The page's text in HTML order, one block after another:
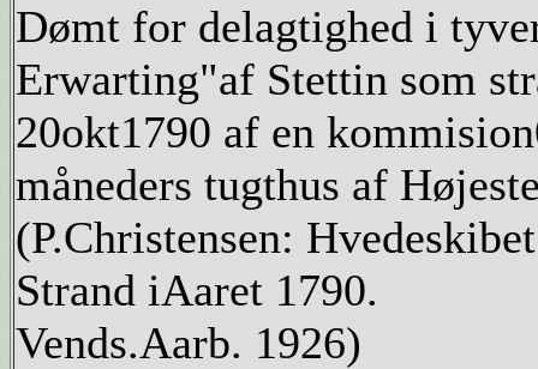
Dømt for delagtighed i
Erwarting"af Stettin som
20okt1790 af en
måneders tugthus af
(P.Christensen:
Strand iAaret 1790.
Vends.Aarb. 1926)